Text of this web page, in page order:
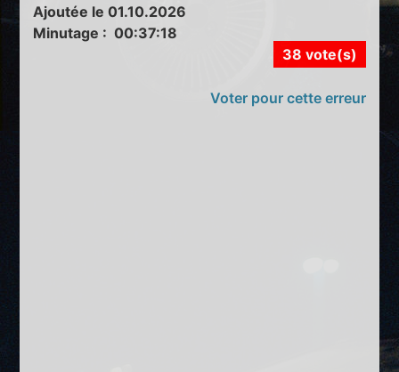
Ajoutée le 01.10.2026
Minutage : 00:37:18
38 vote(s)
Voter pour cette erreur